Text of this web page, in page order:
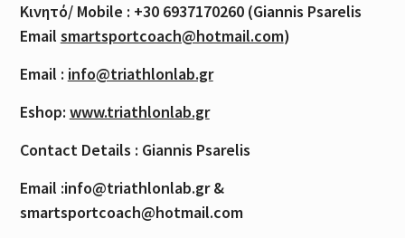
Κινητό/ Mobile : +30 6937170260 (Giannis Psarelis
Email smartsportcoach@hotmail.com)
Email : info@triathlonlab.gr
Eshop: www.triathlonlab.gr
Contact Details : Giannis Psarelis
Email :info@triathlonlab.gr &
smartsportcoach@hotmail.com